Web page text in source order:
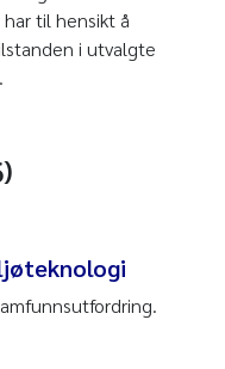
til hensikt å
i utvalgte